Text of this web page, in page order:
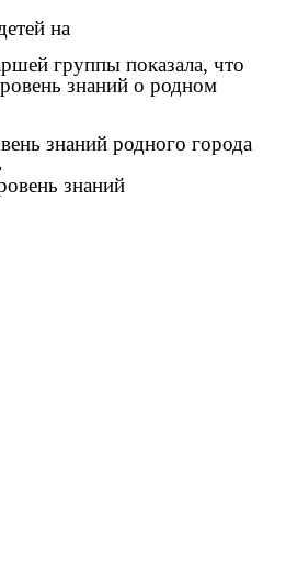
на
группы показала, что
знаний о родном
знаний родного города
знаний